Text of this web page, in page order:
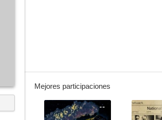
Mejores participaciones
--